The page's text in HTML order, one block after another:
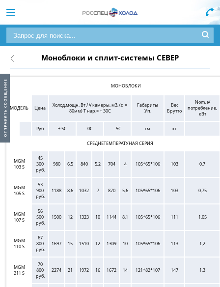
Моноблоки и сплит-системы СЕВЕР
МОНОБЛОКИ
МОДЕЛЬ Цена
Холод.мощн, Вт / V камеры, м3, (d =
80мм) Т нар.= + 30С
Габариты
Уп.
Вес
Брутто
Nom. э/
потребление,
кВт
Руб + 5C 0C - 5C см кг
СРЕДНЕТЕМПЕРАТУНАЯ СЕРИЯ
MGM
103 S
45
300
руб.
980 6,5 840 5,2 704 4 105*65*106 103 0,7
MGM
105 S
53
900
руб.
1188 8,6 1032 7 870 5,6 105*65*106 103 0,75
MGM
107 S
56
500
руб.
1500 12 1323 10 1144 8,1 105*65*106 111 1,05
MGM
110 S
67
800
руб.
1697 15 1510 12 1309 10 105*65*106 113 1,2
MGM
211 S
70
800
руб.
2274 21 1972 16 1672 14 121*82*107 147 1,3